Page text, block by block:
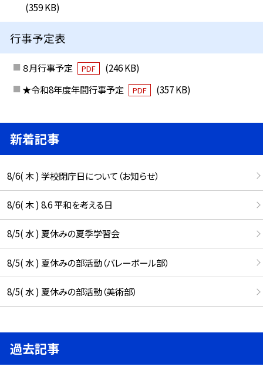
(359 KB)
行事予定表
８月行事予定 PDF
(246 KB)
★令和8年度年間行事予定
PDF (357 KB)
新着記事
8/6( 木 ) 学校閉庁日について（お知らせ）
8/6( 木 ) 8.6 平和を考える日
8/5( 水 ) 夏休みの夏季学習会
8/5( 水 ) 夏休みの部活動（バレーボール部）
8/5( 水 ) 夏休みの部活動（美術部）
過去記事